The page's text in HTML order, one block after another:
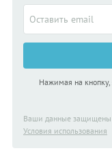
Нажимая на
Ваши данные защищены
Условия использования